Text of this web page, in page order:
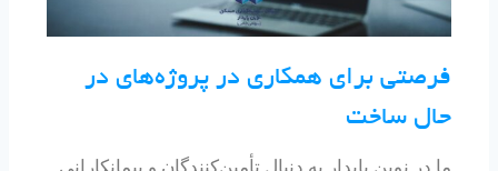
فرصتی برای همکاری در پروژه‌های در
حال ساخت
ما در نوین پایدار به دنبال تأمین‌کنندگان و پیمانکارانی